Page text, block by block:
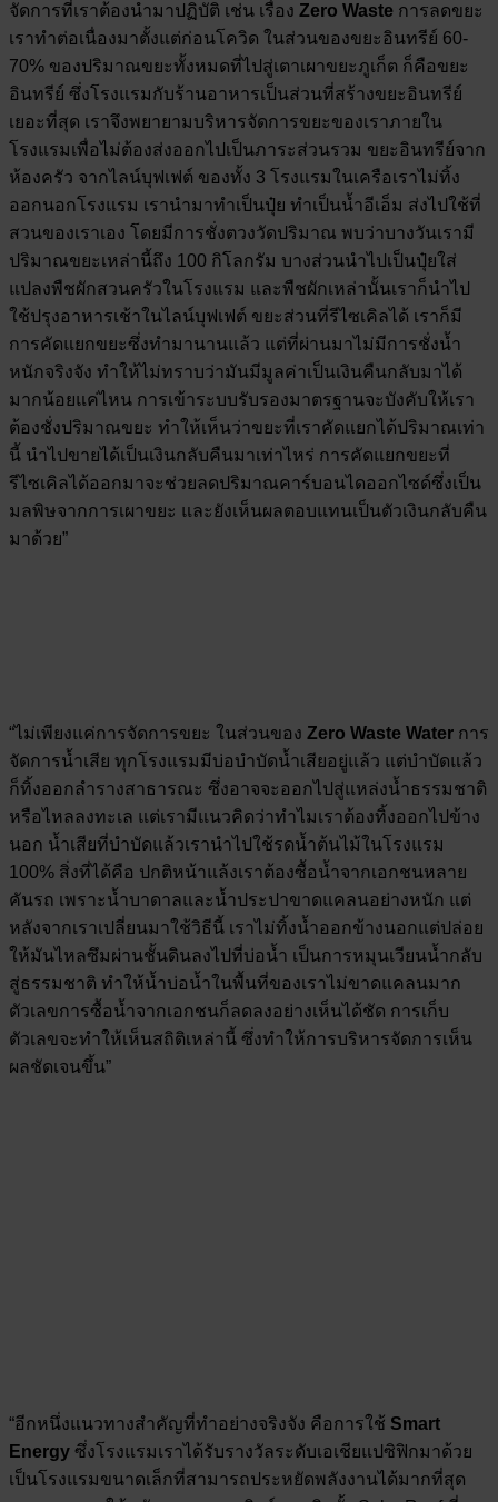
จัดการที่เราต้องนำมาปฏิบัติ เช่น เรื่อง Zero Waste การลดขยะ
เราทำต่อเนื่องมาตั้งแต่ก่อนโควิด ในส่วนของขยะอินทรีย์ 60-
70% ของปริมาณขยะทั้งหมดที่ไปสู่เตาเผาขยะภูเก็ต ก็คือขยะ
อินทรีย์ ซึ่งโรงแรมกับร้านอาหารเป็นส่วนที่สร้างขยะอินทรีย์
เยอะที่สุด เราจึงพยายามบริหารจัดการขยะของเราภายใน
โรงแรมเพื่อไม่ต้องส่งออกไปเป็นภาระส่วนรวม ขยะอินทรีย์จาก
ห้องครัว จากไลน์บุฟเฟต์ ของทั้ง 3 โรงแรมในเครือเราไม่ทิ้ง
ออกนอกโรงแรม เรานำมาทำเป็นปุ๋ย ทำเป็นน้ำอีเอ็ม ส่งไปใช้ที่
สวนของเราเอง โดยมีการชั่งตวงวัดปริมาณ พบว่าบางวันเรามี
ปริมาณขยะเหล่านี้ถึง 100 กิโลกรัม บางส่วนนำไปเป็นปุ๋ยใส่
แปลงพืชผักสวนครัวในโรงแรม และพืชผักเหล่านั้นเราก็นำไป
ใช้ปรุงอาหารเช้าในไลน์บุฟเฟต์ ขยะส่วนที่รีไซเคิลได้ เราก็มี
การคัดแยกขยะซึ่งทำมานานแล้ว แต่ที่ผ่านมาไม่มีการชั่งน้ำ
หนักจริงจัง ทำให้ไม่ทราบว่ามันมีมูลค่าเป็นเงินคืนกลับมาได้
มากน้อยแค่ไหน การเข้าระบบรับรองมาตรฐานจะบังคับให้เรา
ต้องชั่งปริมาณขยะ ทำให้เห็นว่าขยะที่เราคัดแยกได้ปริมาณเท่า
นี้ นำไปขายได้เป็นเงินกลับคืนมาเท่าไหร่ การคัดแยกขยะที่
รีไซเคิลได้ออกมาจะช่วยลดปริมาณคาร์บอนไดออกไซด์ซึ่งเป็น
มลพิษจากการเผาขยะ และยังเห็นผลตอบแทนเป็นตัวเงินกลับคืน
มาด้วย”
“ไม่เพียงแค่การจัดการขยะ ในส่วนของ Zero Waste Water การ
จัดการน้ำเสีย ทุกโรงแรมมีบ่อบำบัดน้ำเสียอยู่แล้ว แต่บำบัดแล้ว
ก็ทิ้งออกลำรางสาธารณะ ซึ่งอาจจะออกไปสู่แหล่งน้ำธรรมชาติ
หรือไหลลงทะเล แต่เรามีแนวคิดว่าทำไมเราต้องทิ้งออกไปข้าง
นอก น้ำเสียที่บำบัดแล้วเรานำไปใช้รดน้ำต้นไม้ในโรงแรม
100% สิ่งที่ได้คือ ปกติหน้าแล้งเราต้องซื้อน้ำจากเอกชนหลาย
คันรถ เพราะน้ำบาดาลและน้ำประปาขาดแคลนอย่างหนัก แต่
หลังจากเราเปลี่ยนมาใช้วิธีนี้ เราไม่ทิ้งน้ำออกข้างนอกแต่ปล่อย
ให้มันไหลซึมผ่านชั้นดินลงไปที่บ่อน้ำ เป็นการหมุนเวียนน้ำกลับ
สู่ธรรมชาติ ทำให้น้ำบ่อน้ำในพื้นที่ของเราไม่ขาดแคลนมาก
ตัวเลขการซื้อน้ำจากเอกชนก็ลดลงอย่างเห็นได้ชัด การเก็บ
ตัวเลขจะทำให้เห็นสถิติเหล่านี้ ซึ่งทำให้การบริหารจัดการเห็น
ผลชัดเจนขึ้น”
“อีกหนึ่งแนวทางสำคัญที่ทำอย่างจริงจัง คือการใช้ Smart
Energy ซึ่งโรงแรมเราได้รับรางวัลระดับเอเชียแปซิฟิกมาด้วย
เป็นโรงแรมขนาดเล็กที่สามารถประหยัดพลังงานได้มากที่สุด